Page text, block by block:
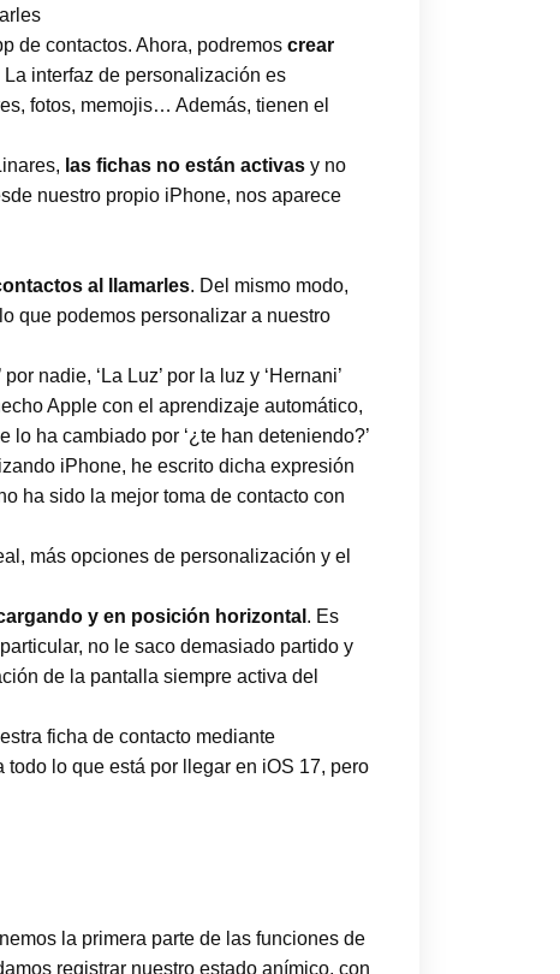
de contactos. Ahora, podremos crear
interfaz de personalización es
fotos, memojis… Además, tienen el
las fichas no están activas y no
nuestro propio iPhone, nos aparece
al llamarles. Del mismo modo,
que podemos personalizar a nuestro
por nadie, ‘La Luz’ por la luz y ‘Hernani’
Apple con el aprendizaje automático,
ha cambiado por ‘¿te han deteniendo?’
iPhone, he escrito dicha expresión
ha sido la mejor toma de contacto con
más opciones de personalización y el
y en posición horizontal . Es
no le saco demasiado partido y
de la pantalla siempre activa del
ficha de contacto mediante
todo lo que está por llegar en iOS 17, pero
la primera parte de las funciones de
registrar nuestro estado anímico, con